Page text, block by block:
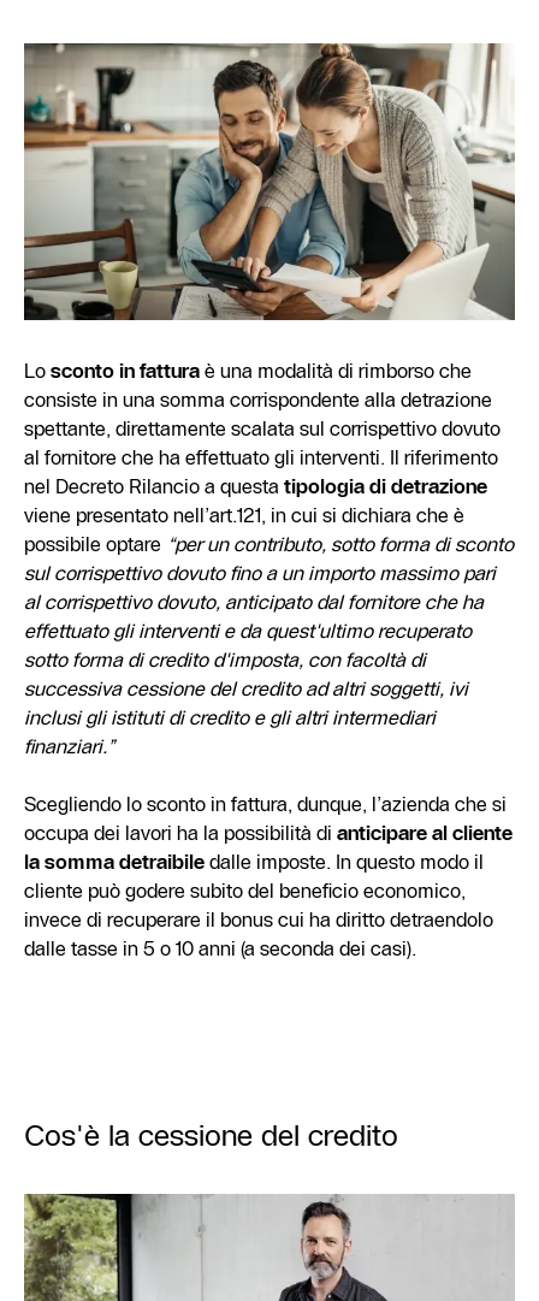
Losconto in fattura è una modalità di rimborso che
consiste in una somma corrispondente alla detrazione
spettante, direttamente scalata sul corrispettivo dovuto
al fornitore che ha effettuato gli interventi. Il riferimento
nel Decreto Rilancio a questatipologia di detrazione
viene presentato nell’art.121, in cui si dichiara che è
possibile optare “per un contributo, sotto forma di sconto
sul corrispettivo dovuto fino a un importo massimo pari
al corrispettivo dovuto, anticipato dal fornitore che ha
effettuato gli interventi e da quest'ultimo recuperato
sotto forma di credito d'imposta, con facoltà di
successiva cessione del credito ad altri soggetti, ivi
inclusi gli istituti di credito e gli altri intermediari
finanziari.”
Scegliendo lo sconto in fattura, dunque, l’azienda che si
occupa dei lavori ha la possibilità dianticipare al cliente
la somma detraibile dalle imposte. In questo modo il
cliente può godere subito del beneficio economico,
invece di recuperare il bonus cui ha diritto detraendolo
dalle tasse in 5 o 10 anni (a seconda dei casi).
Cos'è la cessione del credito